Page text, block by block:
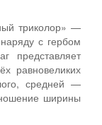
триколор» —
с гербом
представляет
равновеликих
средней —
ширины